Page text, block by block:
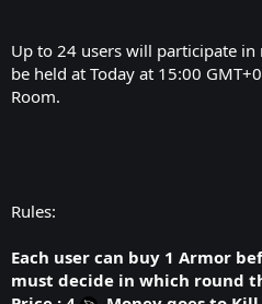
Up to 24 users will participate
be held at Today at 15:00
Room.
Rules:
Each user can buy 1 Armor
must decide in which round